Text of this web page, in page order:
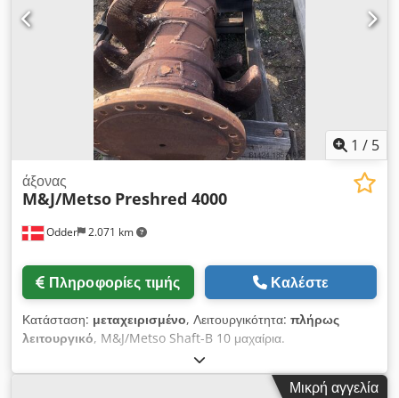
1 / 5
Odder 2.071 km
άξονας
M&J/Metso Preshred 4000
Πληροφορίες τιμής Καλέστε
Κατάσταση: μεταχειρισμένο, Λειτουργικότητα: πλήρως
λειτουργικό, M&J/Metso Shaft-B 10 μαχαίρια.
Μεταχειρισμένο. Περιλαμβάνει ρουλεμάν 1 διάταξη. Chedev A
Eycjpfx Afnea
Μικρή αγγελία